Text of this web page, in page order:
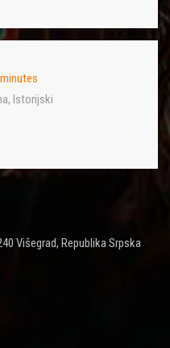
, Istorijski
Višegrad, Republika Srpska